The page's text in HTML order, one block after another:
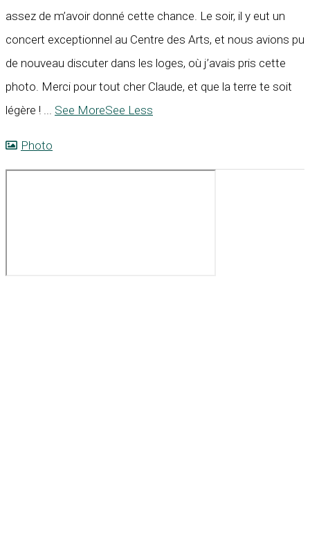
assez de m’avoir donné cette chance. Le soir, il y eut un
concert exceptionnel au Centre des Arts, et nous avions pu
de nouveau discuter dans les loges, où j’avais pris cette
photo. Merci pour tout cher Claude, et que la terre te soit
légère !
See MoreSee Less
Photo